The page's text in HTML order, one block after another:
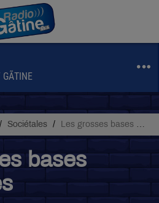
Sociétales Les grosses bases Théoriques
bases